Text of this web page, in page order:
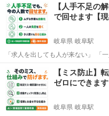
ると申します。 愛知県東郷町付近
ExcelVBA...
【人手不足の
で回せます【
岐阜県 岐阜駅
「求人を出しても人が来ない」 「
人を増やせないなら、一人ひとりの
役SE歴16年のプロが御社に訪問し
動化。 転記・集計・帳票...
岐阜 岐阜駅 VBA
【ミス防止】
ゼロにできま
岐阜県 岐阜駅